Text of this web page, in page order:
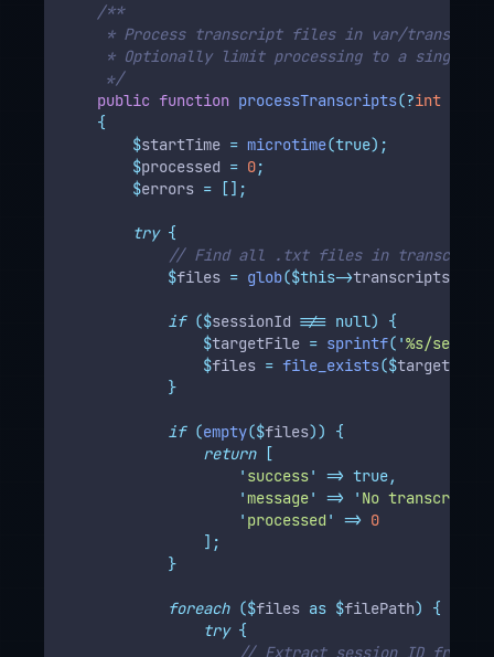
/**
* Process transcript files in var/
* Optionally limit processing to a single
     */
public function processTranscripts(?int
{
$startTime = microtime(true);
$processed = 0;
$errors = [];
try {
// Find all .txt files in transcripts
$files = glob($this->transcriptsPath
if ($sessionId !== null)
{
$targetFile = sprintf( '%s/
$files = file_exists($targetFile
}
if (empty($files))
{
return
[
' success' => true,
'message' => ' No transcript
' processed ' => 0
];
}
foreach ($files as $filePath)
{
try {
// Extract session ID from